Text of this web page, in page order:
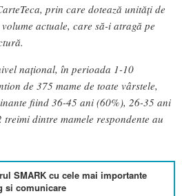
prin care dotează unități de
actuale, care să-i atragă pe
național, în perioada 1-10
de 375 mame de toate vârstele,
fiind 36-45 ani (60%), 26-35 ani
dintre mamele respondente au
SMARK cu cele mai importante
si comunicare